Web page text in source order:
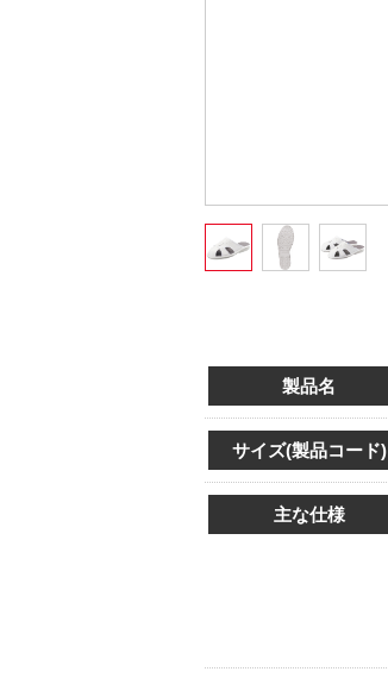
製品名
サイズ(製品コード)
主な仕様